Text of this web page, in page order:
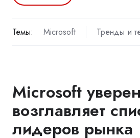
Темы: Microsoft Тренды и
Microsoft
возглавляет
лидеров рынка